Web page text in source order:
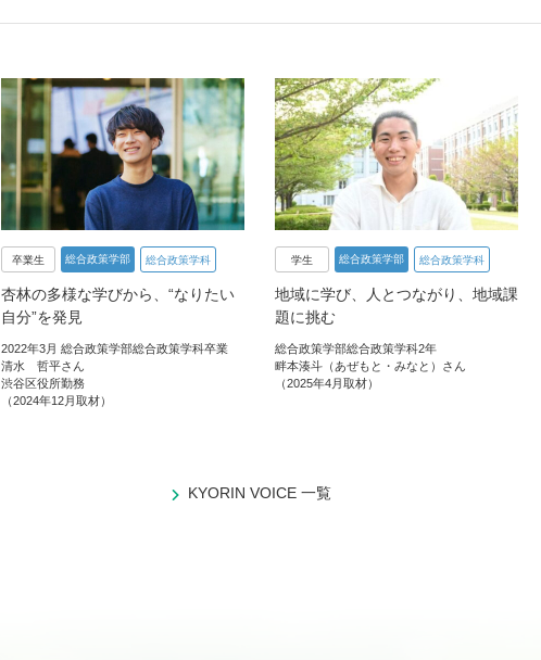
卒業生 総合政策学部 総合政策学科
杏林の多様な学びから、“なりたい
自分”を発見
2022年3月 総合政策学部総合政策学科卒業
清水 哲平さん
渋谷区役所勤務
（2024年12月取材）
学生 総合政策学部 総合政策学科
地域に学び、人とつながり、地域課
題に挑む
総合政策学部総合政策学科2年
畔本湊斗（あぜもと・みなと）さん
（2025年4月取材）
KYORIN VOICE 一覧